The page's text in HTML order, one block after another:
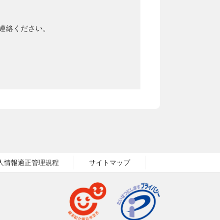
ください。
情報適正管理規程 サイトマップ